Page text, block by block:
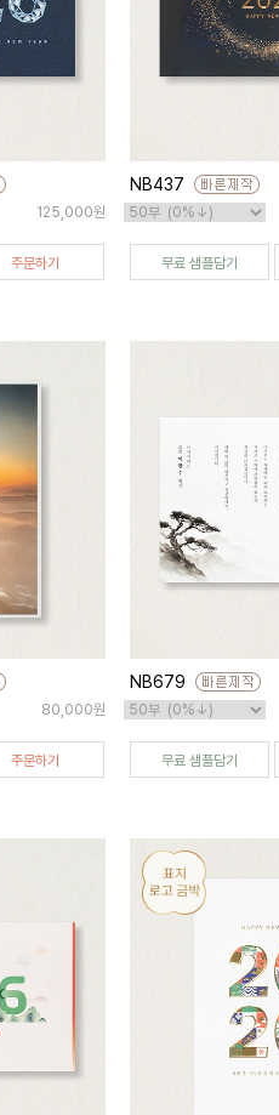
125,000원
주문하기
NB437
무료 샘플담기
80,000원
주문하기
NB679
무료 샘플담기